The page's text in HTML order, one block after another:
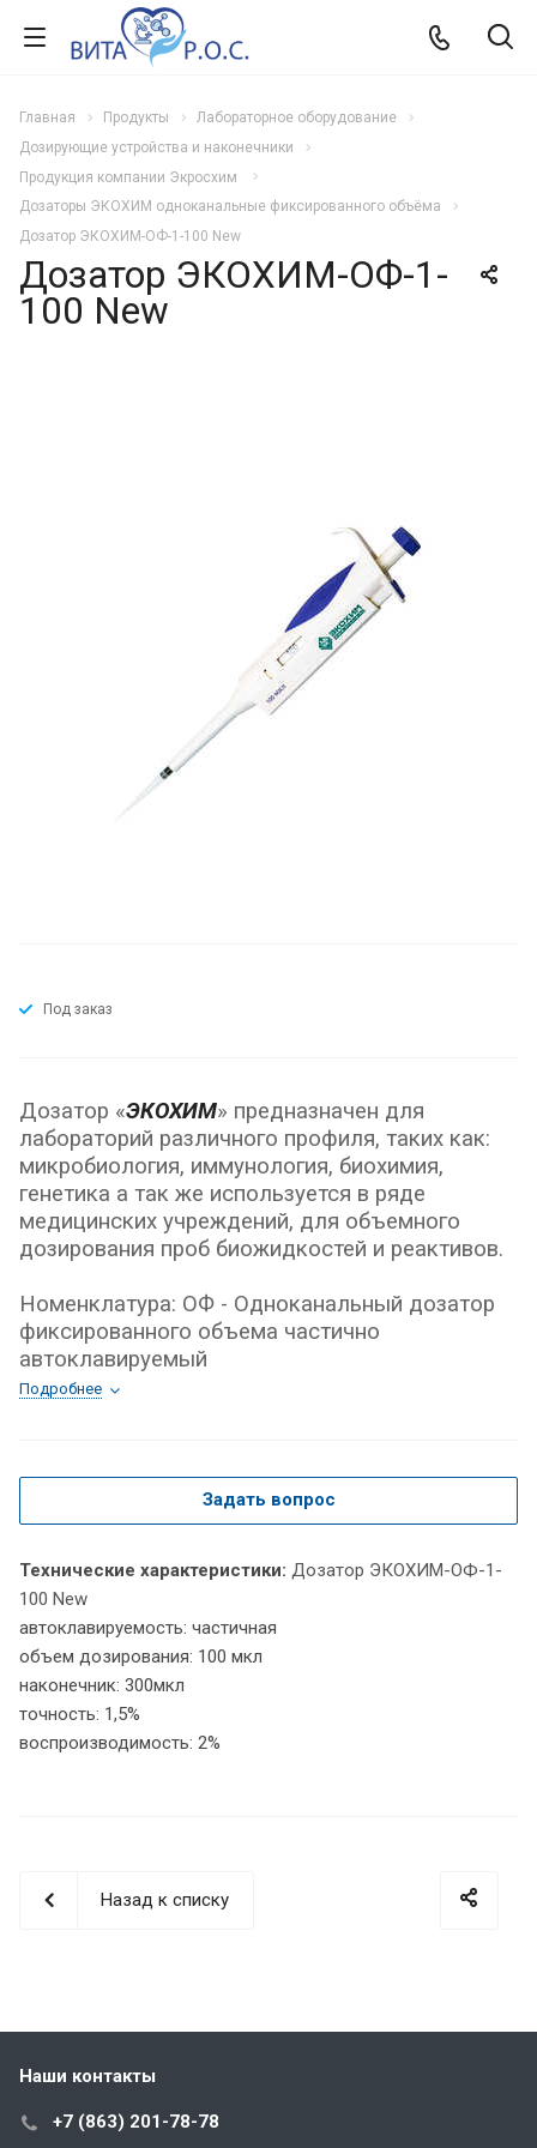
Главная Продукты
Лабораторное оборудование
Дозирующие устройства и наконечники
Продукция компании Экросхим
Дозаторы ЭКОХИМ одноканальные фиксированного объёма
Дозатор ЭКОХИМ-ОФ-1-100 New
Дозатор ЭКОХИМ-ОФ-1-
100 New
Под заказ
Дозатор «ЭКОХИМ» предназначен для
лабораторий различного профиля, таких как:
микробиология, иммунология, биохимия,
генетика а так же используется в ряде
медицинских учреждений, для объемного
дозирования проб биожидкостей и реактивов.
Номенклатура: ОФ - Одноканальный дозатор
фиксированного объема частично
автоклавируемый
Подробнее
Задать вопрос
Технические характеристики: Дозатор ЭКОХИМ-ОФ-1-
100 New
автоклавируемость: частичная
объем дозирования: 100 мкл
наконечник: 300мкл
точность: 1,5%
воспроизводимость: 2%
Назад к списку
Наши контакты
+7 (863) 201-78-78